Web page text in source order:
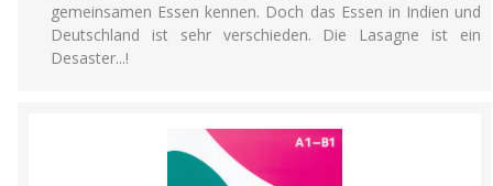
gemeinsamen Essen kennen. Doch das Essen in Indien und
Deutschland ist sehr verschieden. Die Lasagne ist ein
Desaster...!